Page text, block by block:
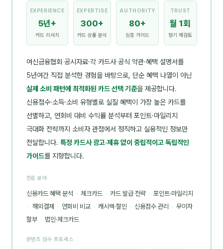
EXPERIENCE
5년+
카드 리서치
EXPERTISE
300+
카드 상품 분석
AUTHORITY
80+
심층 가이드
TRUST
월 1회
정기 재검토
여신금융협회 공시자료·각 카드사 공식 약관·혜택 설명서를
5년여간 직접 분석한 경험을 바탕으로, 단순 혜택 나열이 아닌
실제 소비 패턴에 최적화된 카드 선택 기준을 제공합니다.
신용점수·소득·소비 유형별로 실질 혜택이 가장 높은 카드를
선별하고, 연회비 대비 수익률 분석부터 포인트·마일리지
극대화 전략까지 소비자 관점에서 정직하고 실용적인 정보만
전달합니다. 특정 카드사 광고·제휴 없이 중립적이고 독립적인
가이드를 지향합니다.
전문 분야
신용카드 혜택 분석 · 체크카드 · 카드 발급 전략 · 포인트·마일리지
· 해외결제 · 연회비 비교 · 캐시백·할인 · 신용점수 관리 · 무이자
할부 · 법인·체크카드
콘텐츠 검수 프로세스